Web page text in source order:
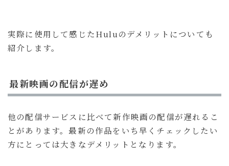
実際に使用して感じたHuluのデメリットについても
紹介します。
最新映画の配信が遅め
他の配信サービスに比べて新作映画の配信が遅れるこ
とがあります。最新の作品をいち早くチェックしたい
方にとっては大きなデメリットとなります。